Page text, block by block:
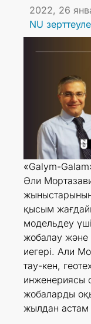
2022, 26
NU
«Galym-
Әли
қысым
модельдеу
жобалау және
иегері. Али
тау-кен,
инженериясы
жобаларды
жылдан астам